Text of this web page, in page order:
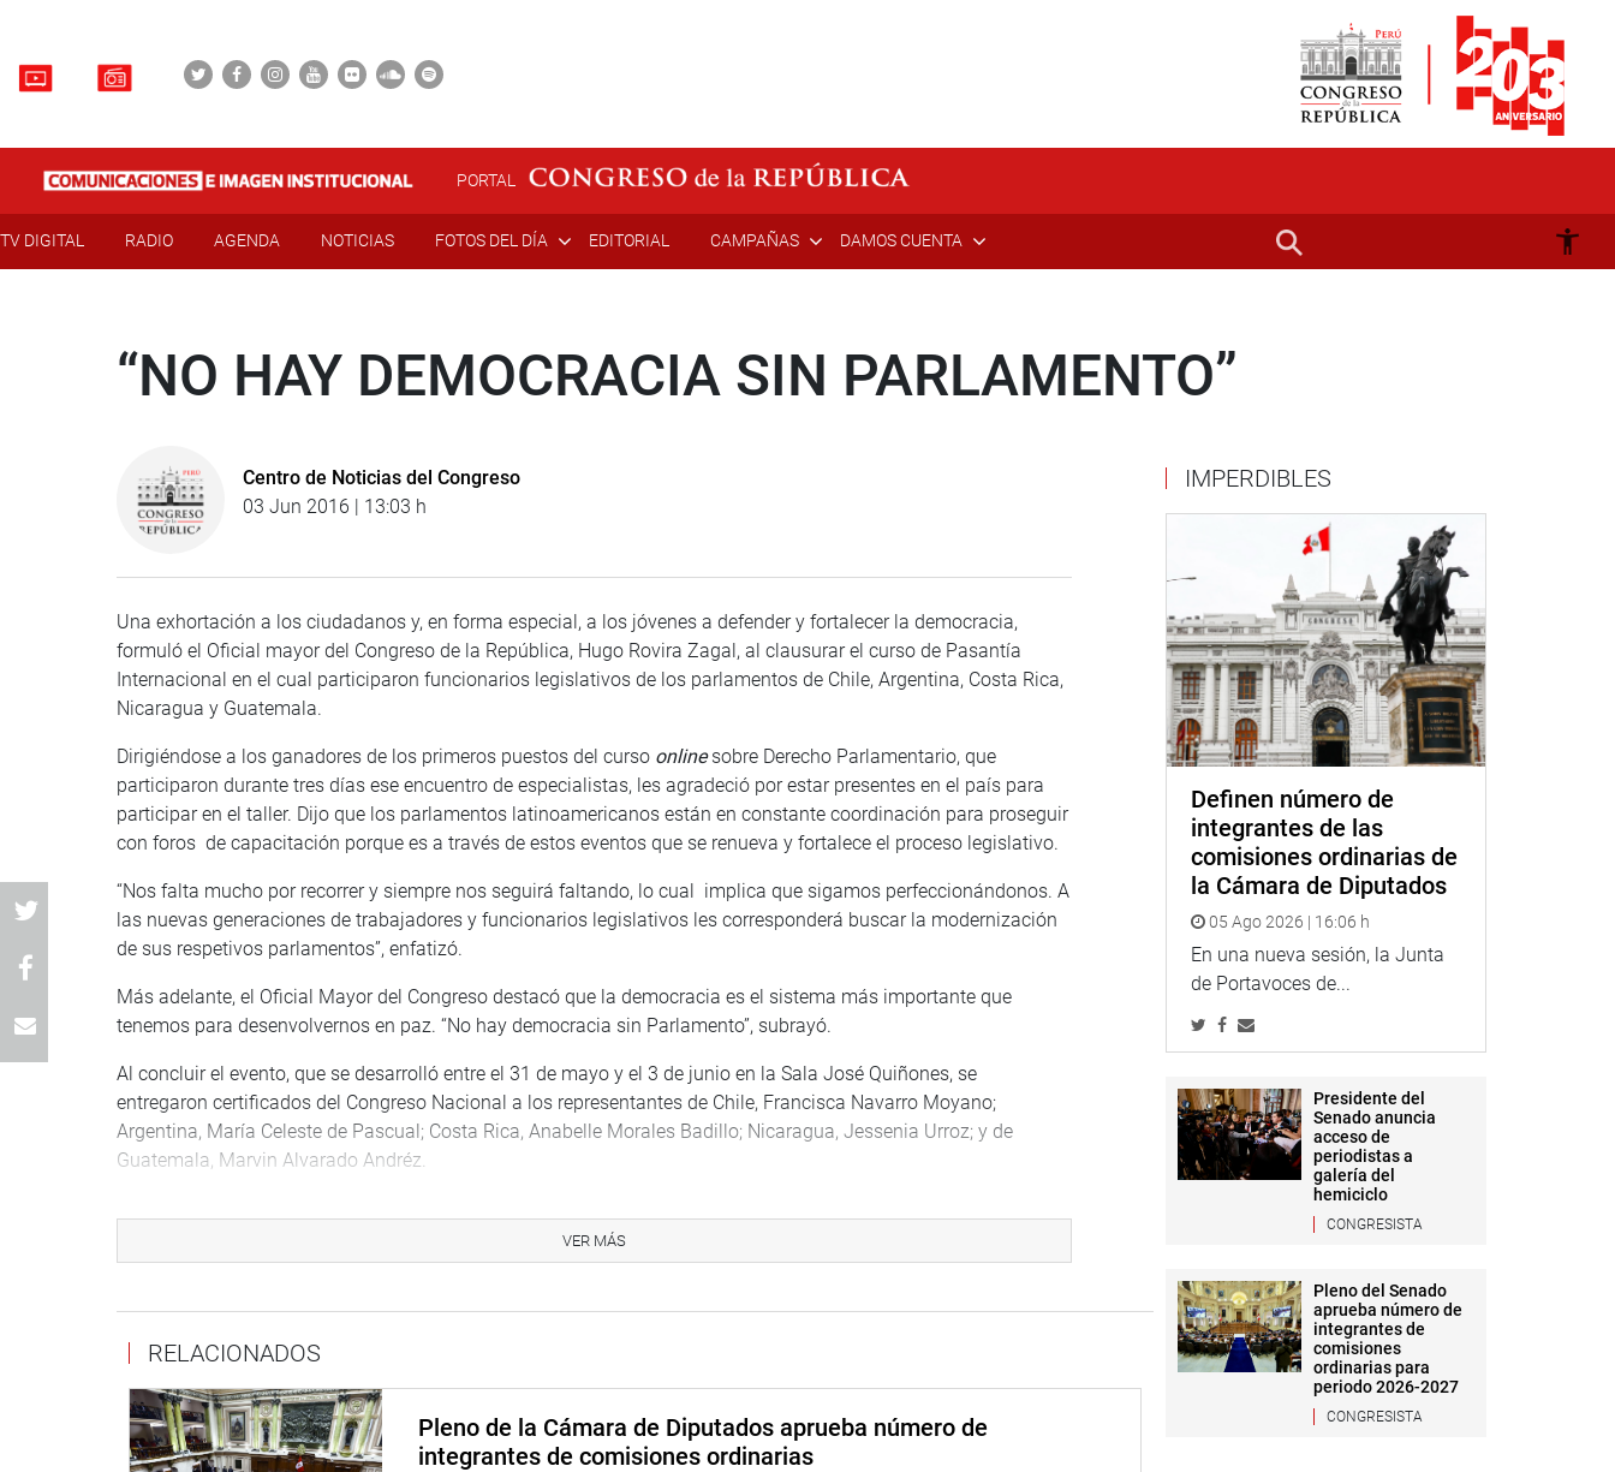
PORTAL
TV DIGITAL RADIO AGENDA NOTICIAS FOTOS DEL DÍA EDITORIAL CAMPAÑAS DAMOS CUENTA
“NO HAY DEMOCRACIA SIN PARLAMENTO”
Centro de Noticias del Congreso
03 Jun 2016 | 13:03 h
Una exhortación a los ciudadanos y, en forma especial, a los jóvenes a defender y fortalecer la democracia,
formuló el Oficial mayor del Congreso de la República, Hugo Rovira Zagal, al clausurar el curso de Pasantía
Internacional en el cual participaron funcionarios legislativos de los parlamentos de Chile, Argentina, Costa Rica,
Nicaragua y Guatemala.
Dirigiéndose a los ganadores de los primeros puestos del curso onlinesobre Derecho Parlamentario, que
participaron durante tres días ese encuentro de especialistas, les agradeció por estar presentes en el país para
participar en el taller. Dijo que los parlamentos latinoamericanos están en constante coordinación para proseguir
con foros de capacitación porque es a través de estos eventos que se renueva y fortalece el proceso legislativo.
“Nos falta mucho por recorrer y siempre nos seguirá faltando, lo cual implica que sigamos perfeccionándonos. A
las nuevas generaciones de trabajadores y funcionarios legislativos les corresponderá buscar la modernización
de sus respetivos parlamentos”, enfatizó.
Más adelante, el Oficial Mayor del Congreso destacó que la democracia es el sistema más importante que
tenemos para desenvolvernos en paz. “No hay democracia sin Parlamento”, subrayó.
Al concluir el evento, que se desarrolló entre el 31 de mayo y el 3 de junio en la Sala José Quiñones, se
entregaron certificados del Congreso Nacional a los representantes de Chile, Francisca Navarro Moyano;
Argentina, María Celeste de Pascual; Costa Rica, Anabelle Morales Badillo; Nicaragua, Jessenia Urroz; y de
Guatemala, Marvin Alvarado Andréz.
principales expositores del último día del certamen. Expuso sobre “Facultades de la Comisión Permanente”. (jon)
VER MÁS
RELACIONADOS
Pleno de la Cámara de Diputados aprueba número de
integrantes de comisiones ordinarias
IMPERDIBLES
Definen número de
integrantes de las
comisiones ordinarias de
la Cámara de Diputados
05 Ago 2026 | 16:06 h
En una nueva sesión, la Junta
de Portavoces de...
Presidente del
Senado anuncia
acceso de
periodistas a
galería del
hemiciclo
CONGRESISTA
Pleno del Senado
aprueba número de
integrantes de
comisiones
ordinarias para
periodo 2026-2027
CONGRESISTA